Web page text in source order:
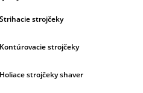
Strihacie strojčeky
Kontúrovacie strojčeky
Holiace strojčeky shaver